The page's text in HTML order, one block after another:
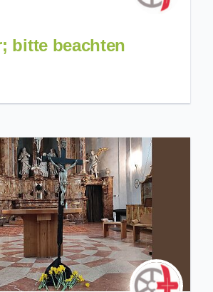
bitte beachten